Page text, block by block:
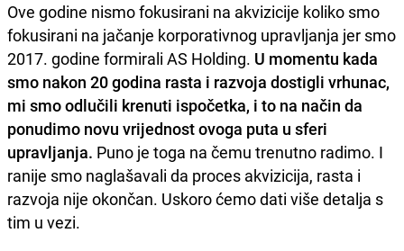
Ove godine nismo fokusirani na akvizicije koliko smo
fokusirani na jačanje korporativnog upravljanja jer smo
2017. godine formirali AS Holding. U momentu kada
smo nakon 20 godina rasta i razvoja dostigli vrhunac,
mi smo odlučili krenuti ispočetka, i to na način da
ponudimo novu vrijednost ovoga puta u sferi
upravljanja. Puno je toga na čemu trenutno radimo. I
ranije smo naglašavali da proces akvizicija, rasta i
razvoja nije okončan. Uskoro ćemo dati više detalja s
tim u vezi.